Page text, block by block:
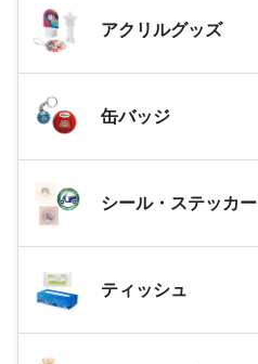
アクリルグッズ
缶バッジ
シール・ステッカー
ティッシュ